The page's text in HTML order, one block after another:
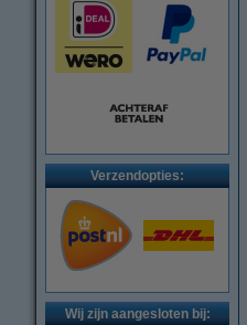
Verzendopties:
Wij zijn aangesloten bij: